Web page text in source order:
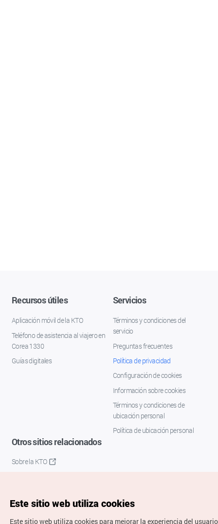
Recursos útiles
Aplicación móvil de la KTO
Teléfono de asistencia al viajero en
Corea 1330
Guías digitales
Servicios
Términos y condiciones del
servicio
Preguntas frecuentes
Política de privacidad
Configuración de cookies
Información sobre cookies
Términos y condiciones de
ubicación personal
Política de ubicación personal
Otros sitios relacionados
Sobre la KTO
Este sitio web utiliza cookies
Este sitio web utiliza cookies para mejorar la experiencia del